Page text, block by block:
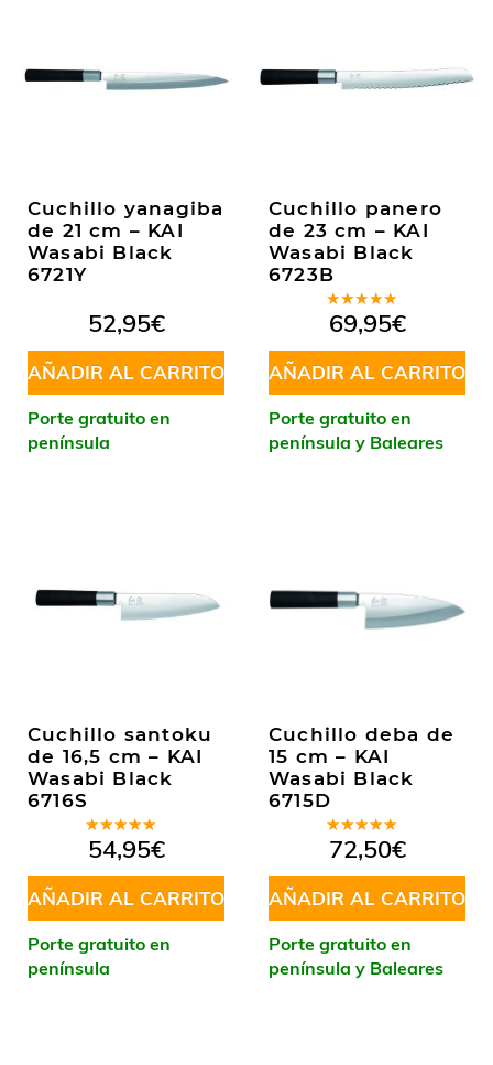
Cuchillo yanagiba
de 21 cm – KAI
Wasabi Black
6721Y
52,95€
AÑADIR AL CARRITO
Porte gratuito en
península
Cuchillo panero
de 23 cm – KAI
Wasabi Black
6723B
Valorado
en5.00de
5
69,95€
AÑADIR AL CARRITO
Porte gratuito en
península y Baleares
Cuchillo santoku
de 16,5 cm – KAI
Wasabi Black
6716S
Valorado
en4.50
de 5
54,95€
AÑADIR AL CARRITO
Porte gratuito en
península
Cuchillo deba de
15 cm – KAI
Wasabi Black
6715D
Valorado
en5.00de
5
72,50€
AÑADIR AL CARRITO
Porte gratuito en
península y Baleares